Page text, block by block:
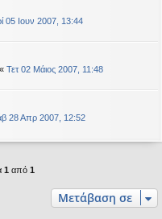
05 Ιουν 2007, 13:44
« Τετ 02 Μάιος 2007, 11:48
28 Απρ 2007, 12:52
1 από 1
Μετάβαση σε